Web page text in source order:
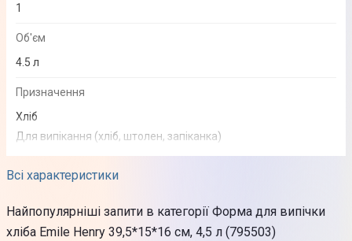
Всі характеристики
1
Об'єм
4.5 л
Призначення
Хліб
Для випікання (хліб, штолен, запіканка)
Максимальна температура експлуатації
Найпопулярніші запити в категорії Форма для випічки
хліба Emile Henry 39,5*15*16 см, 4,5 л (795503)